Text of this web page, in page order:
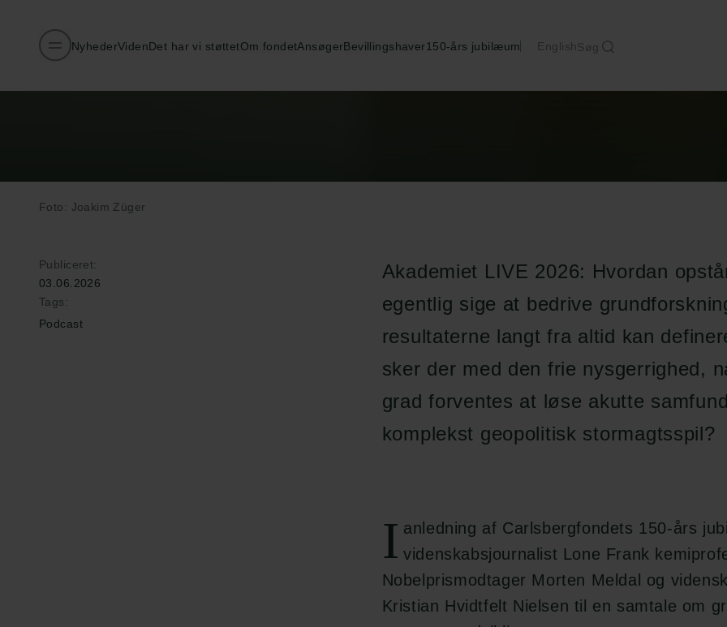
NyhederVidenDet har vi støttetOm fondetAnsøgerBevillingshaver150-års jubilæum EnglishSøg
Foto: Joakim Züger
Publiceret:
03.06.2026
Tags:
Podcast
Akademiet LIVE 2026: Hvordan
egentlig sige at bedrive
resultaterne langt fra altid kan
sker der med den frie nysgerrighed,
grad forventes at løse akutte
komplekst geopolitisk stormagtsspil?
I anledning af Carlsbergfondets 150-års
videnskabsjournalist Lone Frank
Nobelprismodtager Morten Meldal og
Kristian Hvidtfelt Nielsen til en samtale om